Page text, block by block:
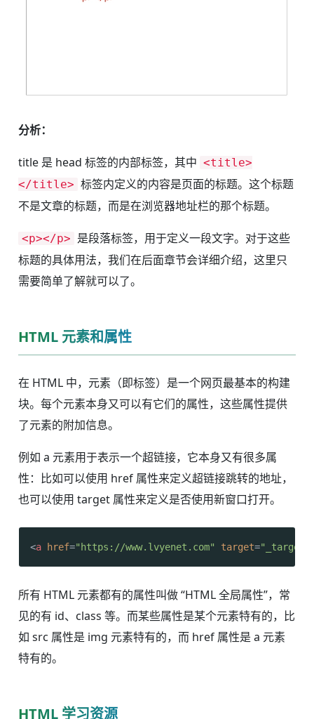
分析：
title 是 head 标签的内部标签，其中 <title>
</title> 标签内定义的内容是页面的标题。这个标题
不是文章的标题，而是在浏览器地址栏的那个标题。
<p></p> 是段落标签，用于定义一段文字。对于这些
标题的具体用法，我们在后面章节会详细介绍，这里只
需要简单了解就可以了。
HTML 元素和属性
在 HTML 中，元素（即标签）是一个网页最基本的构建
块。每个元素本身又可以有它们的属性，这些属性提供
了元素的附加信息。
例如 a 元素用于表示一个超链接，它本身又有很多属
性：比如可以使用 href 属性来定义超链接跳转的地址，
也可以使用 target 属性来定义是否使用新窗口打开。
<a href="https://www.lvyenet.com" target="_target"
所有 HTML 元素都有的属性叫做 “HTML 全局属性”，常
见的有 id、class 等。而某些属性是某个元素特有的，比
如 src 属性是 img 元素特有的，而 href 属性是 a 元素
特有的。
HTML 学习资源